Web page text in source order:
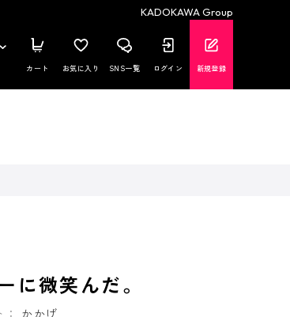
KADOKAWA Group
カート お気に入り SNS一覧 ログイン 新規登録
に微笑んだ。
かかげ